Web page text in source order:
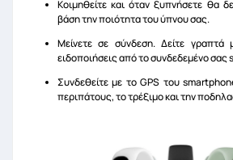
Κοιμηθείτε και όταν ξυπνήσετε θα
βάση την ποιότητα του ύπνου σας.
Μείνετε σε σύνδεση. Δείτε γραπτά
ειδοποιήσεις από το συνδεδεμένο
Συνδεθείτε με το GPS του
περιπάτους, το τρέξιμο και την